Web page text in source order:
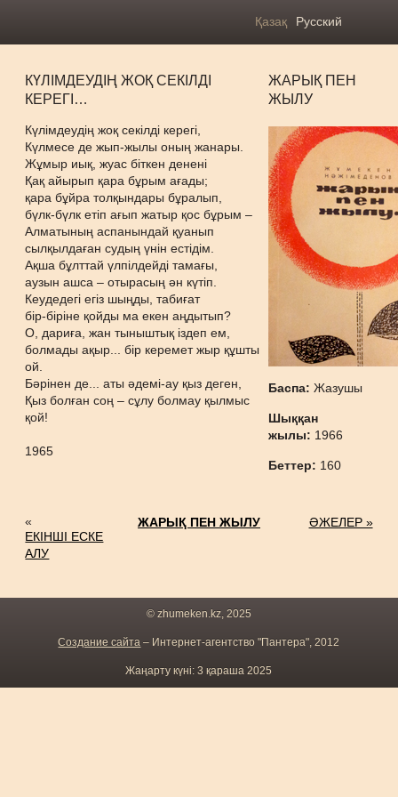
Қазақ Русский
КҮЛІМДЕУДІҢ ЖОҚ СЕКІЛДІ
КЕРЕГІ…
Күлімдеудің жоқ секілді керегі,
Күлмесе де жып-жылы оның жанары.
Жұмыр иық, жуас біткен денені
Қақ айырып қара бұрым ағады;
қара бұйра толқындары бұралып,
бүлк-бүлк етіп ағып жатыр қос бұрым –
Алматының аспанындай қуанып
сылқылдаған судың үнін естідім.
Ақша бұлттай үлпілдейді тамағы,
аузын ашса – отырасың ән күтіп.
Кеудедегі егіз шыңды, табиғат
бір-біріне қойды ма екен аңдытып?
О, дариға, жан тыныштық іздеп ем,
болмады ақыр... бір керемет жыр құшты
ой.
Бәрінен де... аты әдемі-ау қыз деген,
Қыз болған соң – сұлу болмау қылмыс
қой!
1965
ЖАРЫҚ ПЕН
ЖЫЛУ
Баспа:Жазушы
Шыққан
жылы: 1966
Беттер: 160
«
ЕКІНШІ ЕСКЕ
АЛУ
ЖАРЫҚ ПЕН ЖЫЛУ ӘЖЕЛЕР »
© zhumeken.kz, 2025
Создание сайта – Интернет-агентство "Пантера", 2012
Жаңарту күні: 3 қараша 2025